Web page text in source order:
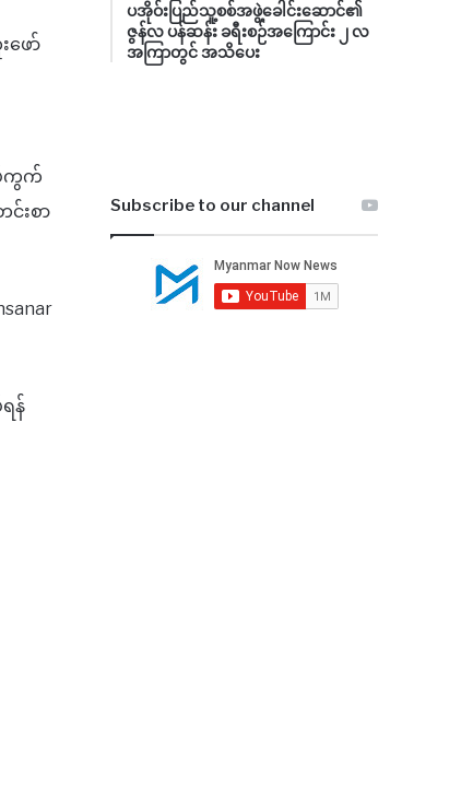
ဖော်
ပ်ကွက်
းစာ
န်
ပအိုဝ်းပြည်သူ့စစ်အဖွဲ့ခေါင်းဆောင်၏
ဇွန်လ ပန်ဆန်း ခရီးစဉ်အကြောင်း ၂ လ
အကြာတွင် အသိပေး
Subscribe to our channel